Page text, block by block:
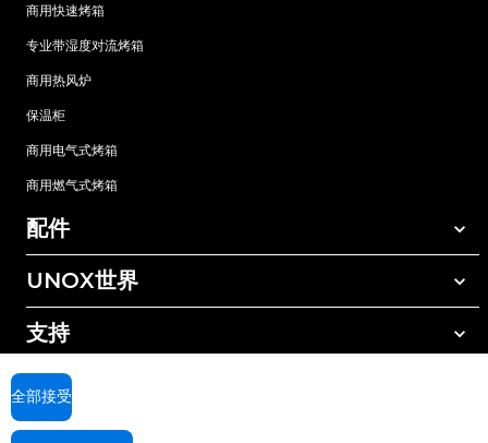
商用快速烤箱
专业带湿度对流烤箱
商用热风炉
保温柜
商用电气式烤箱
商用燃气式烤箱
配件
所有配件
手动清洗清洁剂
树脂过滤水处理
反渗透水处理
UNOX世界
我们在全球的办事处
支持
UNOX质保
查找经销商
全部接受